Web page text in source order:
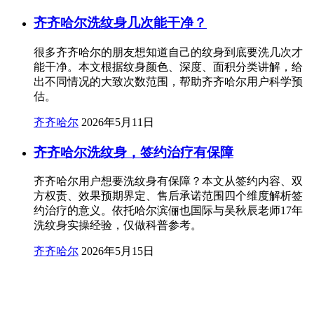
齐齐哈尔洗纹身几次能干净？
很多齐齐哈尔的朋友想知道自己的纹身到底要洗几次才
能干净。本文根据纹身颜色、深度、面积分类讲解，给
出不同情况的大致次数范围，帮助齐齐哈尔用户科学预
估。
齐齐哈尔 2026年5月11日
齐齐哈尔洗纹身，签约治疗有保障
齐齐哈尔用户想要洗纹身有保障？本文从签约内容、双
方权责、效果预期界定、售后承诺范围四个维度解析签
约治疗的意义。依托哈尔滨俪也国际与吴秋辰老师17年
洗纹身实操经验，仅做科普参考。
齐齐哈尔 2026年5月15日